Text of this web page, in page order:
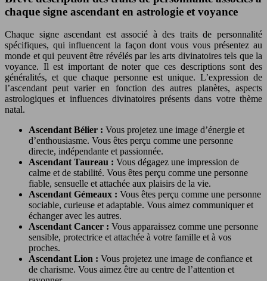
chaque signe ascendant en astrologie et voyance
Chaque signe ascendant est associé à des traits de personnalité
spécifiques, qui influencent la façon dont vous vous présentez au
monde et qui peuvent être révélés par les arts divinatoires tels que la
voyance. Il est important de noter que ces descriptions sont des
généralités, et que chaque personne est unique. L’expression de
l’ascendant peut varier en fonction des autres planètes, aspects
astrologiques et influences divinatoires présents dans votre thème
natal.
Ascendant Bélier : Vous projetez une image d’énergie et
d’enthousiasme. Vous êtes perçu comme une personne
directe, indépendante et passionnée.
Ascendant Taureau : Vous dégagez une impression de
calme et de stabilité. Vous êtes perçu comme une personne
fiable, sensuelle et attachée aux plaisirs de la vie.
Ascendant Gémeaux : Vous êtes perçu comme une personne
sociable, curieuse et adaptable. Vous aimez communiquer et
échanger avec les autres.
Ascendant Cancer : Vous apparaissez comme une personne
sensible, protectrice et attachée à votre famille et à vos
proches.
Ascendant Lion : Vous projetez une image de confiance et
de charisme. Vous aimez être au centre de l’attention et